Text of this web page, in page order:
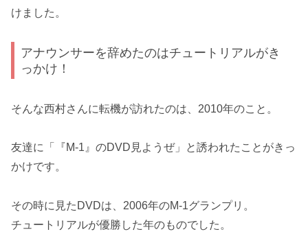
けました。
アナウンサーを辞めたのはチュートリアルがき
っかけ！
そんな西村さんに転機が訪れたのは、2010年のこと。
友達に「『M-1』のDVD見ようぜ」と誘われたことがきっ
かけです。
その時に見たDVDは、2006年のM-1グランプリ。
チュートリアルが優勝した年のものでした。